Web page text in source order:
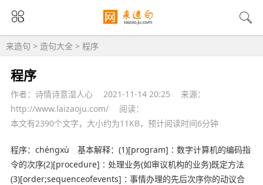
来造句 > 造句大全 > 程序
程序
作者：诗情诗意湿人心 2021-11-14 20:25
来源：
http://www.laizaoju.com/
阅读：
本文有2390个文字，大小约为11KB，预计阅读时间6分钟
程序：chéngxù 基本解释：(1)[program]∶数字计算机的编码指
令的次序(2)[procedure]∶处理业务(如审议机构的业务)既定方法
(3)[order;sequenceofevents]∶事情办理的先后次序你的动议合